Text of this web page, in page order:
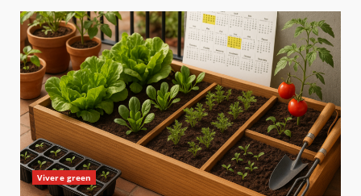
Vivere green